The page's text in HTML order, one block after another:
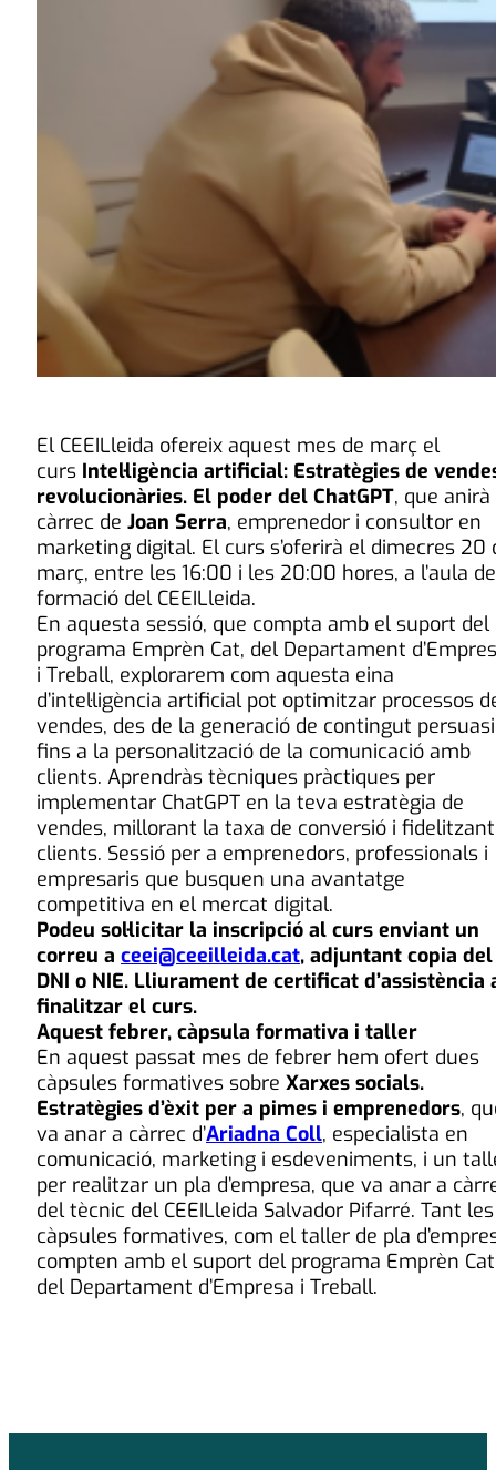
El CEEILleida ofereix aquest mes de març el
curs Intel·ligència artificial: Estratègies de
revolucionàries. El poder del ChatGPT, que anirà
càrrec de Joan Serra, emprenedor i consultor en
marketing digital. El curs s’oferirà el dimecres 20
març, entre les 16:00 i les 20:00 hores, a l’aula de
formació del CEEILleida.
En aquesta sessió, que compta amb el suport del
programa Emprèn Cat, del Departament
i Treball, explorarem com aquesta eina
d’intel·ligència artificial pot optimitzar processos
vendes, des de la generació de contingut
fins a la personalització de la comunicació amb
clients. Aprendràs tècniques pràctiques per
implementar ChatGPT en la teva estratègia de
vendes, millorant la taxa de conversió i fidelitzant
clients. Sessió per a emprenedors, professionals i
empresaris que busquen una avantatge
competitiva en el mercat digital.
Podeu sol·licitar la inscripció al curs enviant un
correu a ceei@ceeilleida.cat, adjuntant copia del
DNI o NIE. Lliurament de certificat d’assistència
finalitzar el curs.
Aquest febrer, càpsula formativa i taller
En aquest passat mes de febrer hem ofert dues
càpsules formatives sobre Xarxes socials.
Estratègies d’èxit per a pimes i emprenedors,
va anar a càrrec d’Ariadna Coll, especialista en
comunicació, marketing i esdeveniments, i un
per realitzar un pla d’empresa, que va anar a
del tècnic del CEEILleida Salvador Pifarré. Tant les
càpsules formatives, com el taller de pla
compten amb el suport del programa Emprèn
del Departament d’Empresa i Treball.